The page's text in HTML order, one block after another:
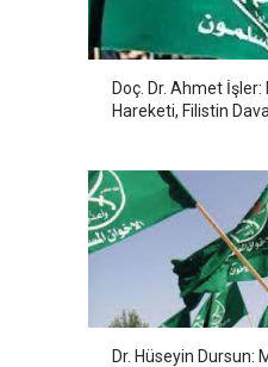
Doç. Dr. Ahmet
Hareketi, Filistin
Dr. Hüseyin Dursun: